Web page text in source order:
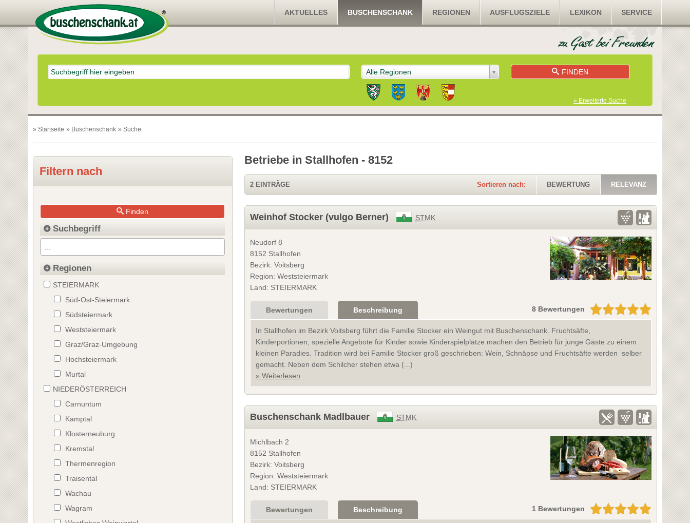
AKTUELLES BUSCHENSCHANK REGIONEN AUSFLUGSZIELE LEXIKON SERVICE
Alle Regionen FINDEN
» Erweiterte Suche
» Startseite » Buschenschank » Suche
Betriebe in Stallhofen - 8152
2 EINTRÄGE Sortieren nach: BEWERTUNG RELEVANZ
Weinhof Stocker (vulgo Berner) STMK
Neudorf 8
8152 Stallhofen
Bezirk: Voitsberg
Region: Weststeiermark
Land: STEIERMARK
Bewertungen Beschreibung 8 Bewertungen
In Stallhofen im Bezirk Voitsberg führt die Familie Stocker ein Weingut mit Buschenschank. Fruchtsäfte,
Kinderportionen, spezielle Angebote für Kinder sowie Kinderspielplätze machen den Betrieb für junge Gäste zu einem
kleinen Paradies. Tradition wird bei Familie Stocker groß geschrieben: Wein, Schnäpse und Fruchtsäfte werden selber
gemacht. Neben dem Schilcher stehen etwa (...)
» Weiterlesen
Buschenschank Madlbauer STMK
Michlbach 2
8152 Stallhofen
Bezirk: Voitsberg
Region: Weststeiermark
Land: STEIERMARK
Bewertungen Beschreibung 1 Bewertungen
Filtern nach
Finden
Suchbegriff
Regionen
STEIERMARK
Süd-Ost-Steiermark
Südsteiermark
Weststeiermark
Graz/Graz-Umgebung
Hochsteiermark
Murtal
NIEDERÖSTERREICH
Carnuntum
Kamptal
Klosterneuburg
Kremstal
Thermenregion
Traisental
Wachau
Wagram